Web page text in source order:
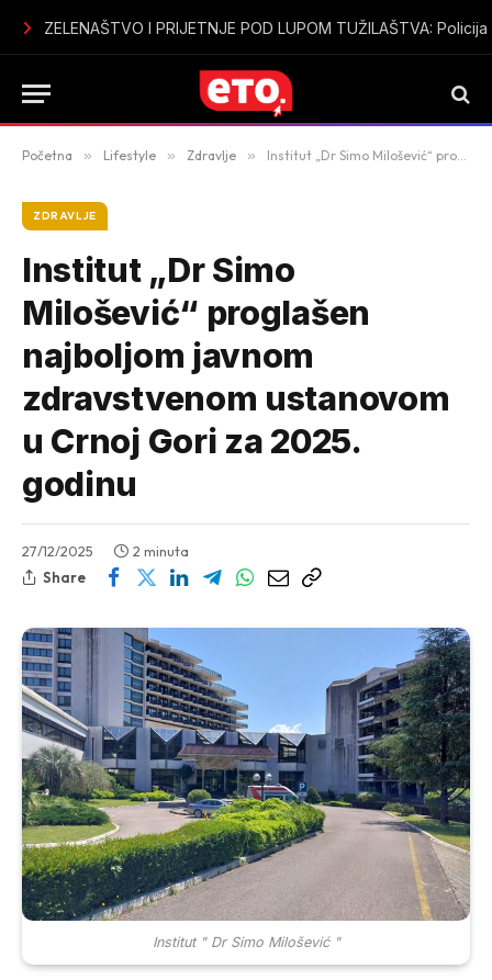
Sutomore u špicu sezone bez vode: Mještani i turisti
Početna » Lifestyle » Zdravlje » Institut „Dr Simo Milošević“ proglašen najboljom javnom zdravstvenom ustanovom u Crnoj Gori za 2025. godinu
ZDRAVLJE
Institut „Dr Simo
Milošević“ proglašen
najboljom javnom
zdravstvenom ustanovom
u Crnoj Gori za 2025.
godinu
27/12/2025
2 minuta
Share
Institut " Dr Simo Milošević "